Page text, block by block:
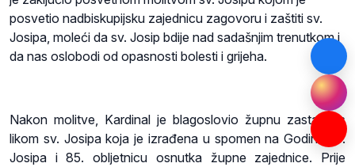
posvetio nadbiskupijsku zajednicu zagovoru i zaštiti sv.
Josipa, moleći da sv. Josip bdije nad sadašnjim trenutkom i
da nas oslobodi od opasnosti bolesti i grijeha.
Nakon molitve, Kardinal je blagoslovio župnu zastavu s
likom sv. Josipa koja je izrađena u spomen na Godinu sv.
Josipa i 85. obljetnicu osnutka župne zajednice. Prije